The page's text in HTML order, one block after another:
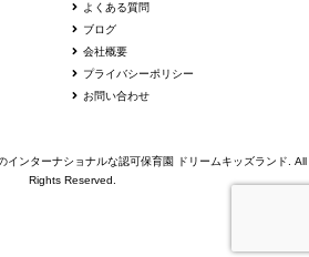
よくある質問
ブログ
会社概要
プライバシーポリシー
お問い合わせ
ンターナショナルな認可保育園 ドリームキッズランド. All
Rights Reserved.